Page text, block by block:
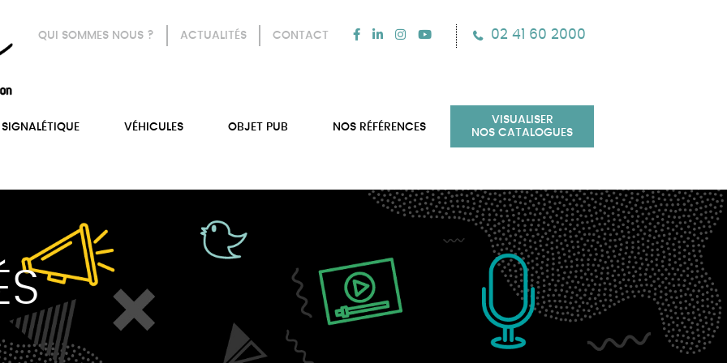
QUI SOMMES NOUS ? ACTUALITÉS CONTACT 02 41 60 2000
SIGNALÉTIQUE VÉHICULES OBJET PUB NOS RÉFÉRENCES
VISUALISER
NOS CATALOGUES